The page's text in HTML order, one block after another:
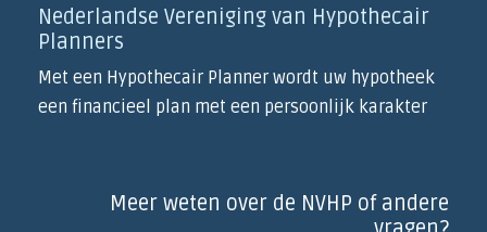
Nederlandse Vereniging van Hypothecair
Planners
Met een Hypothecair Planner wordt uw hypotheek
een financieel plan met een persoonlijk karakter
Meer weten over de NVHP of andere